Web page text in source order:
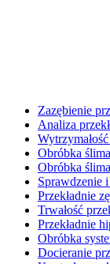
Zazębienie
Analiza
Obróbka
Obróbka
Sprawdzenie
Przekładnie
Trwałość
Przekładnie
Obróbka
Docieranie